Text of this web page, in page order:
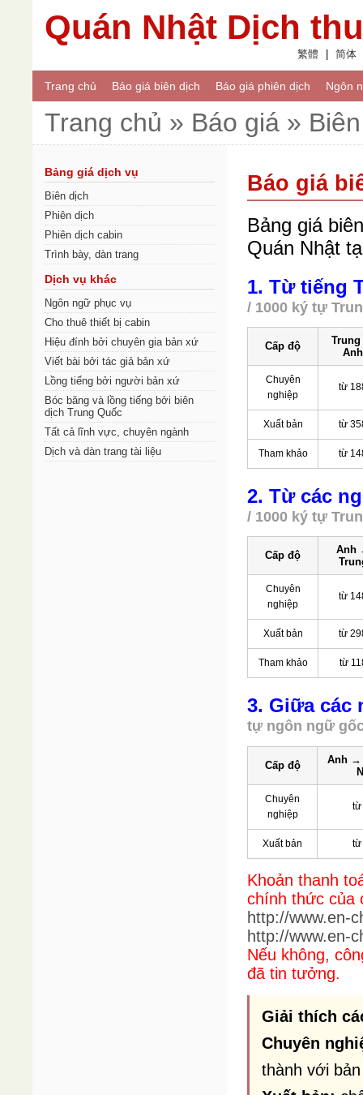
Quán Nhật Dịch
繁體 简体
Trang chủ Báo giá biên dịch Báo giá phiên dịch Ngôn
Trang chủ » Báo giá »
Bảng giá dịch vụ
Biên dịch
Phiên dịch
Phiên dịch cabin
Trình bày, dàn trang
Dịch vụ khác
Ngôn ngữ phục vụ
Cho thuê thiết bị cabin
Hiệu đính bởi chuyên gia bản xứ
Viết bài bởi tác giả bản xứ
Lồng tiếng bởi người bản xứ
Bóc băng và lồng tiếng bởi biên
dịch Trung Quốc
Tất cả lĩnh vực, chuyên ngành
Dịch và dàn trang tài liệu
Báo giá
Bảng giá
Quán Nhật
1. Từ tiếng
/ 1000 ký tự
Cấp độ
Anh
Chuyên
nghiệp
từ
Xuất bản từ
Tham khảo từ
2. Từ các
/ 1000 ký tự
Cấp độ
Anh
Chuyên
nghiệp
từ
Xuất bản từ
Tham khảo từ
3. Giữa
tự ngôn ngữ
Cấp độ
Anh →
Chuyên
nghiệp
từ
Xuất bản từ
Khoản thanh
chính thức của
http://www.en-
http://www.en-
Nếu không,
đã tin tưởng.
Giải thích
Chuyên
thành với